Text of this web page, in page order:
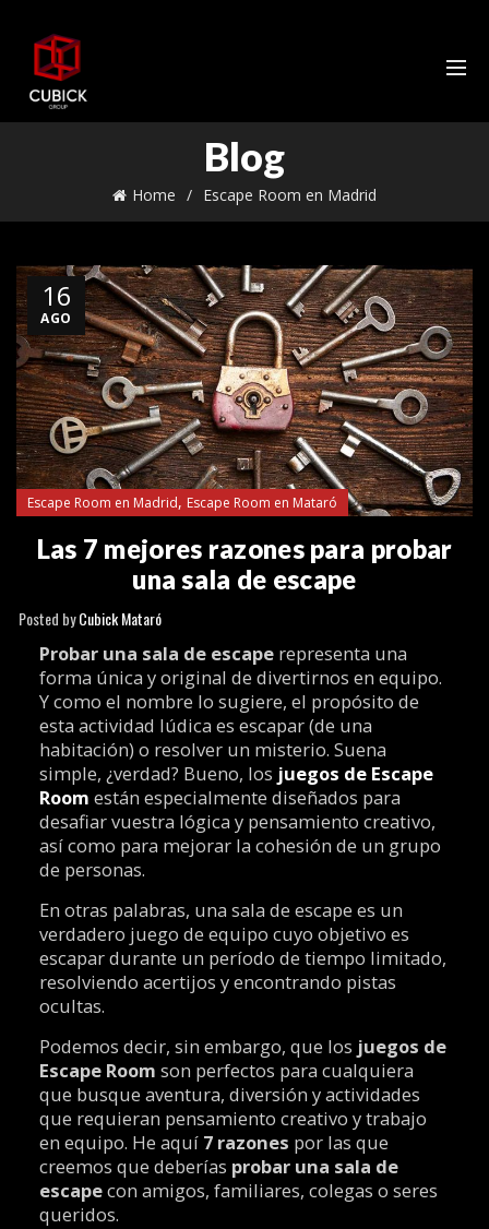
Blog
Home Escape Room en Madrid
16
AGO
Escape Room en Madrid, Escape Room en Mataró
Las 7 mejores razones para probar
una sala de escape
Posted byCubick Mataró
Probar una sala de escaperepresenta una
forma única y original de divertirnos en equipo.
Y como el nombre lo sugiere, el propósito de
esta actividad lúdica es escapar (de una
habitación) o resolver un misterio. Suena
simple, ¿verdad? Bueno, los juegos de Escape
Room están especialmente diseñados para
desafiar vuestra lógica y pensamiento creativo,
así como para mejorar la cohesión de un grupo
de personas.
En otras palabras, una sala de escape es un
verdadero juego de equipo cuyo objetivo es
escapar durante un período de tiempo limitado,
resolviendo acertijos y encontrando pistas
ocultas.
Podemos decir, sin embargo, que los juegos de
Escape Room son perfectos para cualquiera
que busque aventura, diversión y actividades
que requieran pensamiento creativo y trabajo
en equipo. He aquí 7 razones por las que
creemos que deberías probar una sala de
escapecon amigos, familiares, colegas o seres
queridos.